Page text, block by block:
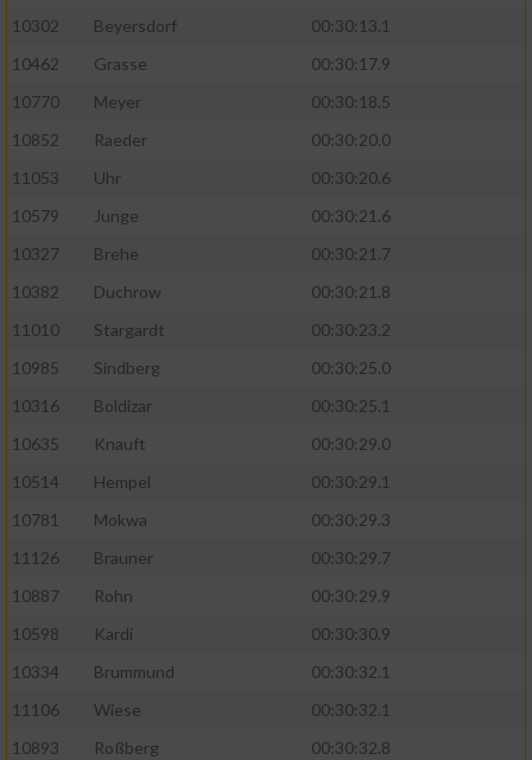
10302
Beyersdorf
00:30:13.1
10462
Grasse
00:30:17.9
10770
Meyer
00:30:18.5
10852
Raeder
00:30:20.0
11053
Uhr
00:30:20.6
10579
Junge
00:30:21.6
10327
Brehe
00:30:21.7
10382
Duchrow
00:30:21.8
11010
Stargardt
00:30:23.2
10985
Sindberg
00:30:25.0
10316
Boldizar
00:30:25.1
10635
Knauft
00:30:29.0
10514
Hempel
00:30:29.1
10781
Mokwa
00:30:29.3
11126
Brauner
00:30:29.7
10887
Rohn
00:30:29.9
10598
Kardi
00:30:30.9
10334
Brummund
00:30:32.1
11106
Wiese
00:30:32.1
10893
Roßberg
00:30:32.8